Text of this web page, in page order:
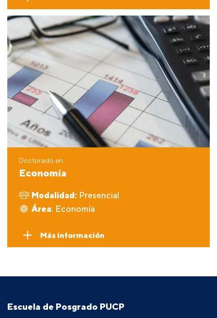
Doctorado en
Economía
Modalidad: Presencial
Área: Economía
Más información
Escuela de Posgrado PUCP